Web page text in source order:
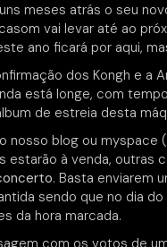
meses atrás o seu
vai levar até ao
ano ficará por aqui,
dos Kongh e a
está longe, com
de estreia desta
nosso blog ou myspace
estarão à venda, outras
. Basta enviarem
sendo que no dia
da hora marcada.
com os votos de